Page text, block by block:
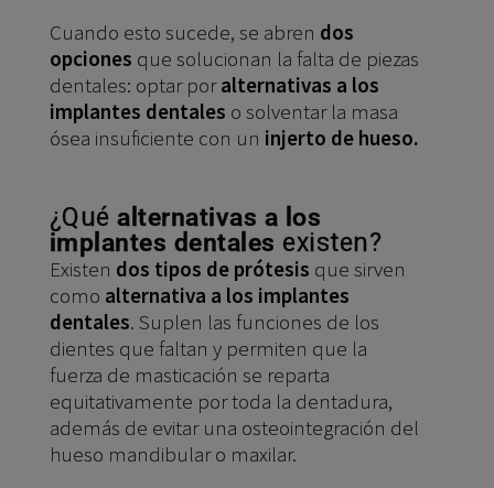
Cuando esto sucede, se abren dos
opciones que solucionan la falta de piezas
dentales: optar poralternativas a los
implantes dentales o solventar la masa
ósea insuficiente con un injerto de hueso.
¿Quéalternativas a los
implantes dentales existen?
Existen dos tipos de prótesis que sirven
como alternativa a los implantes
dentales. Suplen las funciones de los
dientes que faltan y permiten que la
fuerza de masticación se reparta
equitativamente por toda la dentadura,
además de evitar una osteointegración del
hueso mandibular o maxilar.